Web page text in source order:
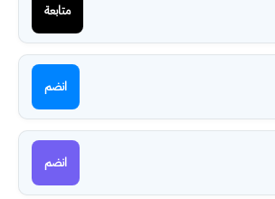
متابعة
انضم
انضم